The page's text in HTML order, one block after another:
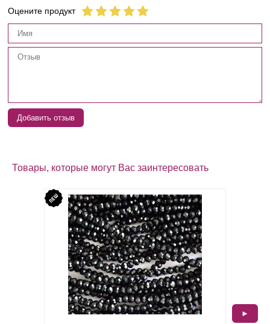
Оцените продукт
Добавить отзыв
Товары, которые могут Вас заинтересовать
►